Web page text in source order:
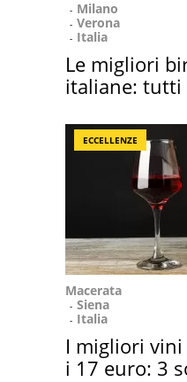
Milano
Verona
Italia
Le migliori
italiane: tutti
ECCELLENZE
Macerata
Siena
Italia
I migliori
i 17 euro: 3